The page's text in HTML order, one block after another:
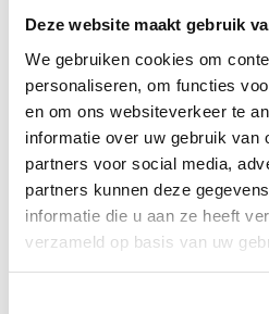
Deze website maakt gebruik
We gebruiken cookies om
personaliseren, om functies
en om ons websiteverkeer te
informatie over uw gebruik van
partners voor social media,
partners kunnen deze
informatie die u aan ze heeft
verzameld op basis van uw
Verwijder het borgringetje (let
bij voorkeur op een schone
Schroef het geribbelde knopje
Trek de klem aan de andere
Plaats de nieuwe klem in
Nadat het borgringetje is
op de S-klem af, door aan het
De klem moet met enige
Zie ook de instructievideo op deze